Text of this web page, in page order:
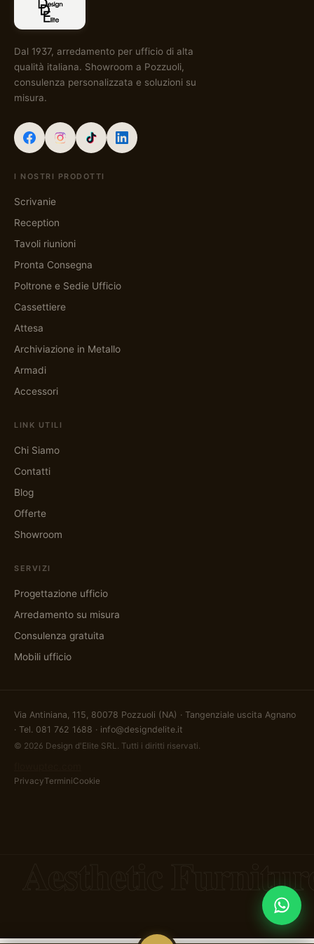
Dal 1937, arredamento per ufficio di alta
qualità italiana. Showroom a Pozzuoli,
consulenza personalizzata e soluzioni su
misura.
I NOSTRI PRODOTTI
Scrivanie
Reception
Tavoli riunioni
Pronta Consegna
Poltrone e Sedie Ufficio
Cassettiere
Attesa
Archiviazione in Metallo
Armadi
Accessori
LINK UTILI
Chi Siamo
Contatti
Blog
Offerte
Showroom
SERVIZI
Progettazione ufficio
Arredamento su misura
Consulenza gratuita
Mobili ufficio
Via Antiniana, 115, 80078 Pozzuoli (NA) · Tangenziale uscita Agnano
· Tel. 081 762 1688 · info@designdelite.it
© 2026 Design d'Elite SRL. Tutti i diritti riservati.
PrivacyTerminiCookie
Aesthetic